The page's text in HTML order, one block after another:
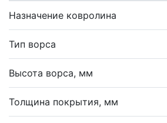
Назначение ковролина
Тип ворса
Высота ворса, мм
Толщина покрытия, мм